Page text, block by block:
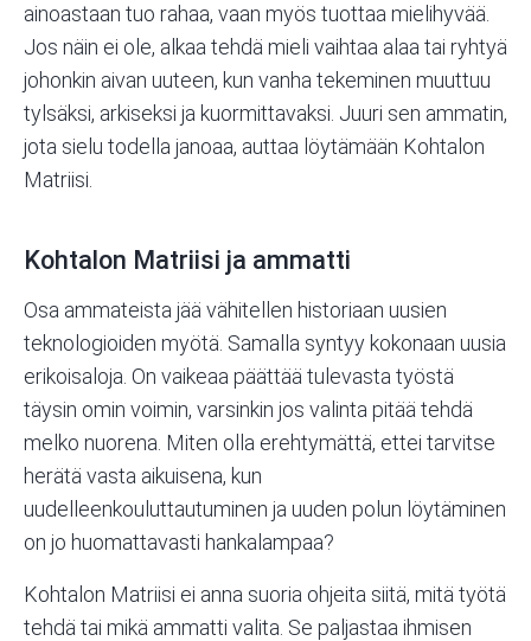
ainoastaan tuo rahaa, vaan myös tuottaa mielihyvää.
Jos näin ei ole, alkaa tehdä mieli vaihtaa alaa tai ryhtyä
johonkin aivan uuteen, kun vanha tekeminen muuttuu
tylsäksi, arkiseksi ja kuormittavaksi. Juuri sen ammatin,
jota sielu todella janoaa, auttaa löytämään Kohtalon
Matriisi.
Kohtalon Matriisi ja ammatti
Osa ammateista jää vähitellen historiaan uusien
teknologioiden myötä. Samalla syntyy kokonaan uusia
erikoisaloja. On vaikeaa päättää tulevasta työstä
täysin omin voimin, varsinkin jos valinta pitää tehdä
melko nuorena. Miten olla erehtymättä, ettei tarvitse
herätä vasta aikuisena, kun
uudelleenkouluttautuminen ja uuden polun löytäminen
on jo huomattavasti hankalampaa?
Kohtalon Matriisi ei anna suoria ohjeita siitä, mitä työtä
tehdä tai mikä ammatti valita. Se paljastaa ihmisen